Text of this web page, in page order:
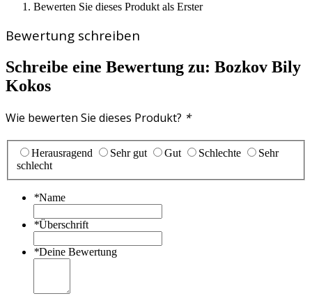
Bewerten Sie dieses Produkt als Erster
Bewertung schreiben
Schreibe eine Bewertung zu: Bozkov Bily
Kokos
Wie bewerten Sie dieses Produkt? *
Herausragend Sehr gut Gut Schlechte
Sehr
schlecht
*Name
*Überschrift
*Deine Bewertung